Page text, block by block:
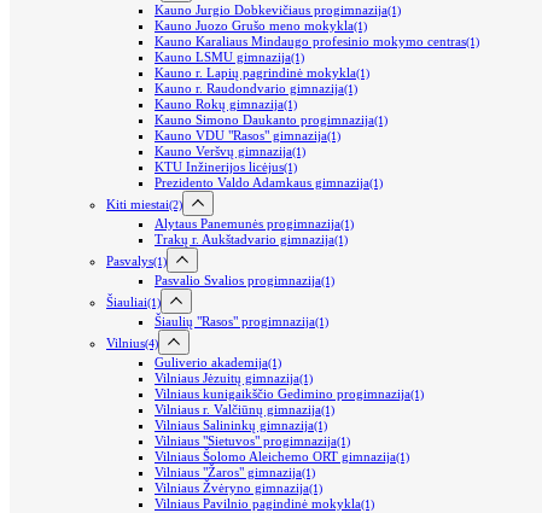
Kauno Jurgio Dobkevičiaus progimnazija(1)
Kauno Juozo Grušo meno mokykla(1)
Kauno Karaliaus Mindaugo profesinio mokymo centras(1)
Kauno LSMU gimnazija(1)
Kauno r. Lapių pagrindinė mokykla(1)
Kauno r. Raudondvario gimnazija(1)
Kauno Rokų gimnazija(1)
Kauno Simono Daukanto progimnazija(1)
Kauno VDU "Rasos" gimnazija(1)
Kauno Veršvų gimnazija(1)
KTU Inžinerijos licėjus(1)
Prezidento Valdo Adamkaus gimnazija(1)
Kiti miestai(2)
Alytaus Panemunės progimnazija(1)
Trakų r. Aukštadvario gimnazija(1)
Pasvalys(1)
Pasvalio Svalios progimnazija(1)
Šiauliai(1)
Šiaulių "Rasos" progimnazija(1)
Vilnius(4)
Guliverio akademija(1)
Vilniaus Jėzuitų gimnazija(1)
Vilniaus kunigaikščio Gedimino progimnazija(1)
Vilniaus r. Valčiūnų gimnazija(1)
Vilniaus Salininkų gimnazija(1)
Vilniaus "Sietuvos" progimnazija(1)
Vilniaus Šolomo Aleichemo ORT gimnazija(1)
Vilniaus "Žaros" gimnazija(1)
Vilniaus Žvėryno gimnazija(1)
Vilniaus Pavilnio pagindinė mokykla(1)